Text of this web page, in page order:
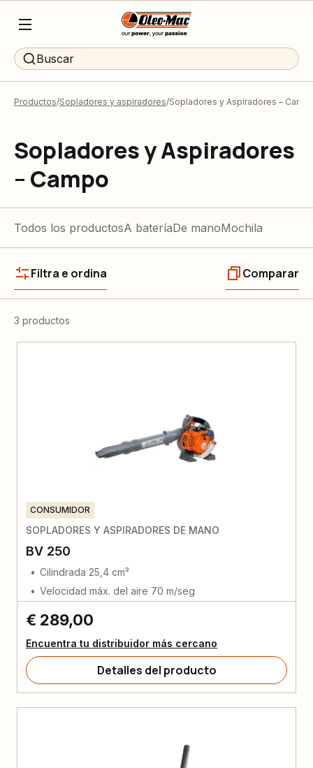
Buscar
Productos Sopladores y aspiradores Sopladores y Aspiradores –
Sopladores y Aspiradores
– Campo
Todos los productosA bateríaDe manoMochila
Filtra e ordina Comparar
3 productos
CONSUMIDOR
SOPLADORES Y ASPIRADORES DE MANO
BV 250
Cilindrada 25,4 cm³
Velocidad máx. del aire 70 m/seg
€ 289,00
Encuentra tu distribuidor más cercano
Detalles del producto